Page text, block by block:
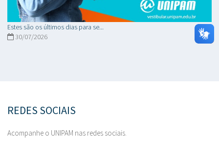
Estes são os últimos dias para se...
30/07/2026
REDES SOCIAIS
Acompanhe o UNIPAM nas redes sociais.